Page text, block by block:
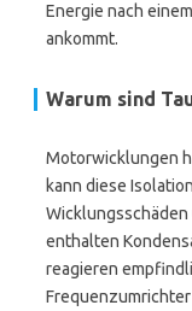
Energie nach
ankommt.
Warum sind
Motorwicklungen
kann diese
enthalten
reagieren